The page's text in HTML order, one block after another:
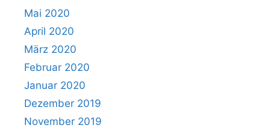
Mai 2020
April 2020
März 2020
Februar 2020
Januar 2020
Dezember 2019
November 2019